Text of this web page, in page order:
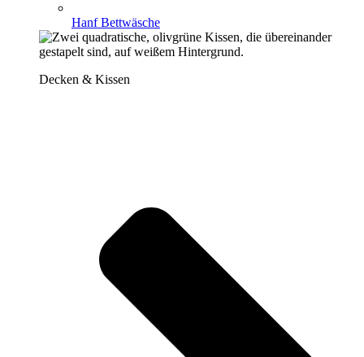
Hanf Bettwäsche
Decken & Kissen